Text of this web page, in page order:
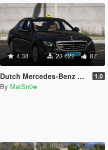
4.38 23 622 87
Dutch Mercedes-Benz E-Class 2015 Taxi 1.0
By MatSn0w